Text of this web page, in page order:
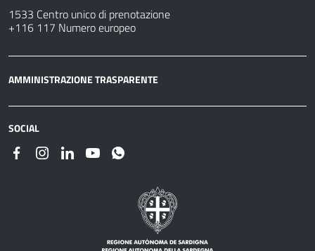
1533 Centro unico di prenotazione
+116 117 Numero europeo
AMMINISTRAZIONE TRASPARENTE
SOCIAL